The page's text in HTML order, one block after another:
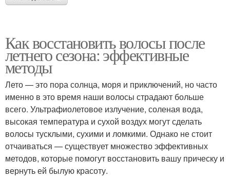
Как восстановить волосы после
летнего сезона: эффективные
методы
Лето — это пора солнца, моря и приключений, но часто
именно в это время наши волосы страдают больше
всего. Ультрафиолетовое излучение, соленая вода,
высокая температура и сухой воздух могут сделать
волосы тусклыми, сухими и ломкими. Однако не стоит
отчаиваться — существует множество эффективных
методов, которые помогут восстановить вашу прическу и
вернуть ей былую красоту.